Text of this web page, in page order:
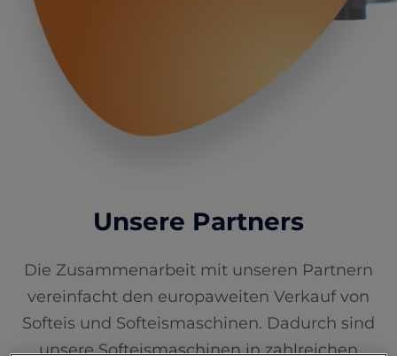
Unsere Partners
Die Zusammenarbeit mit unseren Partnern
vereinfacht den europaweiten Verkauf von
Softeis und Softeismaschinen. Dadurch sind
unsere Softeismaschinen in zahlreichen